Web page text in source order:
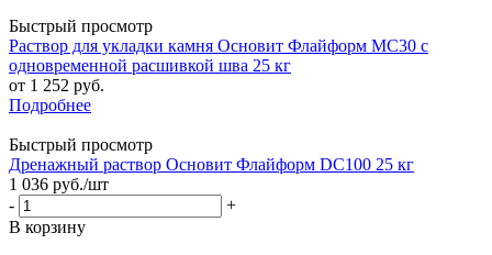
Быстрый просмотр
Раствор для укладки камня Основит Флайформ МС30 с
одновременной расшивкой шва 25 кг
от 1 252 руб.
Подробнее
Быстрый просмотр
Дренажный раствор Основит Флайформ DC100 25 кг
1 036 руб./шт
-
+
В корзину